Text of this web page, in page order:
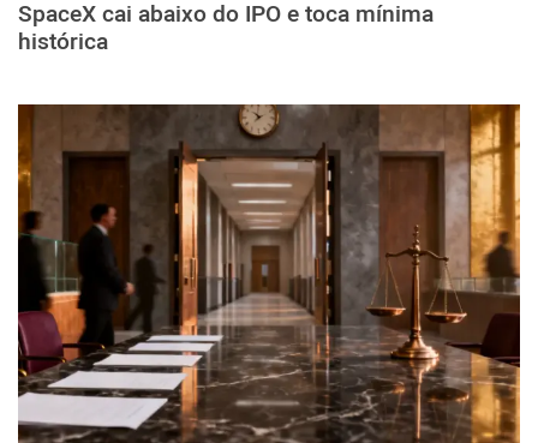
SpaceX cai abaixo do IPO e toca mínima
histórica